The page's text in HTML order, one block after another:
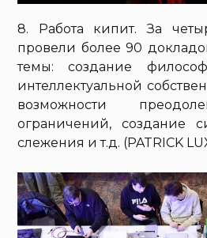
8. Работа кипит. За
провели более 90
темы: создание
интеллектуальной
возможности
ограничений, создание
слежения и т.д. (PATRICK